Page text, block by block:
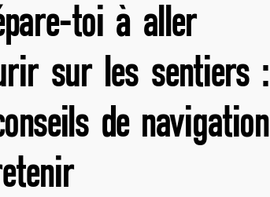
toi à aller
sur les sentiers :
de navigation